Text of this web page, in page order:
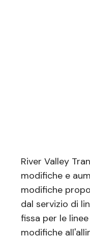
River Valley
modifiche e
modifiche
dal servizio di
fissa per le
modifiche